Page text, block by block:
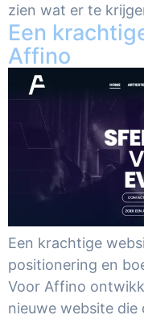
zien wat er te
Een
Affino
Een krachtige
positionering en
Voor Affino
nieuwe website die